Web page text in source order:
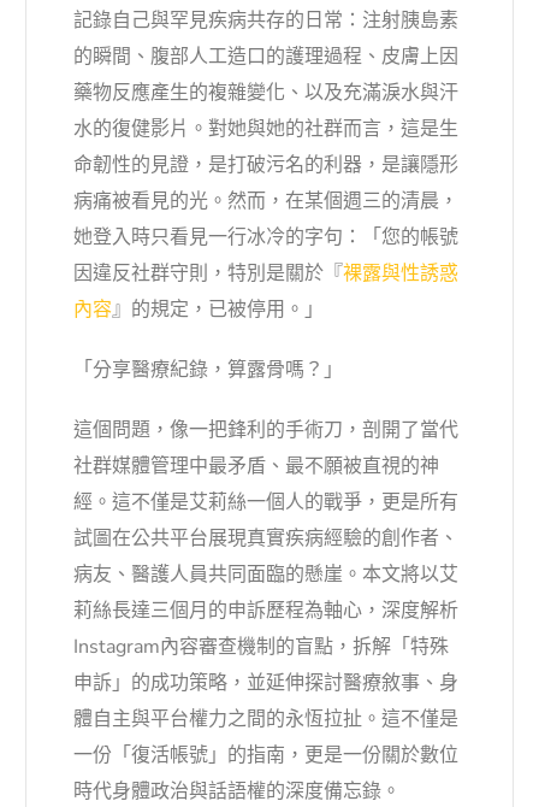
記錄自己與罕見疾病共存的日常：注射胰島素
的瞬間、腹部人工造口的護理過程、皮膚上因
藥物反應產生的複雜變化、以及充滿淚水與汗
水的復健影片。對她與她的社群而言，這是生
命韌性的見證，是打破污名的利器，是讓隱形
病痛被看見的光。然而，在某個週三的清晨，
她登入時只看見一行冰冷的字句：「您的帳號
因違反社群守則，特別是關於『裸露與性誘惑
內容』的規定，已被停用。」
「分享醫療紀錄，算露骨嗎？」
這個問題，像一把鋒利的手術刀，剖開了當代
社群媒體管理中最矛盾、最不願被直視的神
經。這不僅是艾莉絲一個人的戰爭，更是所有
試圖在公共平台展現真實疾病經驗的創作者、
病友、醫護人員共同面臨的懸崖。本文將以艾
莉絲長達三個月的申訴歷程為軸心，深度解析
Instagram內容審查機制的盲點，拆解「特殊
申訴」的成功策略，並延伸探討醫療敘事、身
體自主與平台權力之間的永恆拉扯。這不僅是
一份「復活帳號」的指南，更是一份關於數位
時代身體政治與話語權的深度備忘錄。